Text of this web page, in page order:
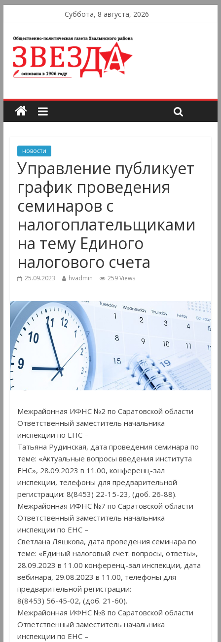
Суббота, 8 августа, 2026
новости
Управление публикует
график проведения
семинаров с
налогоплательщиками
на тему Единого
налогового счета
25.09.2023 hvadmin 259 Views
Межрайонная ИФНС №2 по Саратовской области
Ответственный заместитель начальника
инспекции по ЕНС –
Татьяна Рудинская, дата проведения семинара по
теме: «Актуальные вопросы введения института
ЕНС», 28.09.2023 в 11.00, конференц-зал
инспекции, телефоны для предварительной
регистрации: 8(8453) 22-15-23, (доб. 26-88).
Межрайонная ИФНС №7 по Саратовской области
Ответственный заместитель начальника
инспекции по ЕНС –
Светлана Ляшкова, дата проведения семинара по
теме: «Единый налоговый счет: вопросы, ответы»,
28.09.2023 в 11.00 конференц-зал инспекции, дата
вебинара, 29.08.2023 в 11.00, телефоны для
предварительной регистрации:
8(8453) 56-45-02, (доб. 21-60).
Межрайонная ИФНС №8 по Саратовской области
Ответственный заместитель начальника
инспекции по ЕНС –